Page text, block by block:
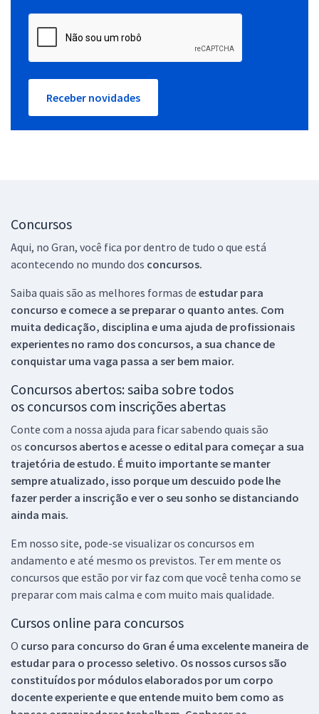
Receber novidades
Concursos
Aqui, no Gran, você fica por dentro de tudo o que está
acontecendo no mundo dos concursos.
Saiba quais são as melhores formas de estudar para
concurso e comece a se preparar o quanto antes. Com
muita dedicação, disciplina e uma ajuda de profissionais
experientes no ramo dos concursos, a sua chance de
conquistar uma vaga passa a ser bem maior.
Concursos abertos: saiba sobre todos
os concursos com inscrições abertas
Conte com a nossa ajuda para ficar sabendo quais são
os concursos abertos e acesse o edital para começar a sua
trajetória de estudo. É muito importante se manter
sempre atualizado, isso porque um descuido pode lhe
fazer perder a inscrição e ver o seu sonho se distanciando
ainda mais.
Em nosso site, pode-se visualizar os concursos em
andamento e até mesmo os previstos. Ter em mente os
concursos que estão por vir faz com que você tenha como se
preparar com mais calma e com muito mais qualidade.
Cursos online para concursos
O curso para concurso do Gran é uma excelente maneira de
estudar para o processo seletivo. Os nossos cursos são
constituídos por módulos elaborados por um corpo
docente experiente e que entende muito bem como as